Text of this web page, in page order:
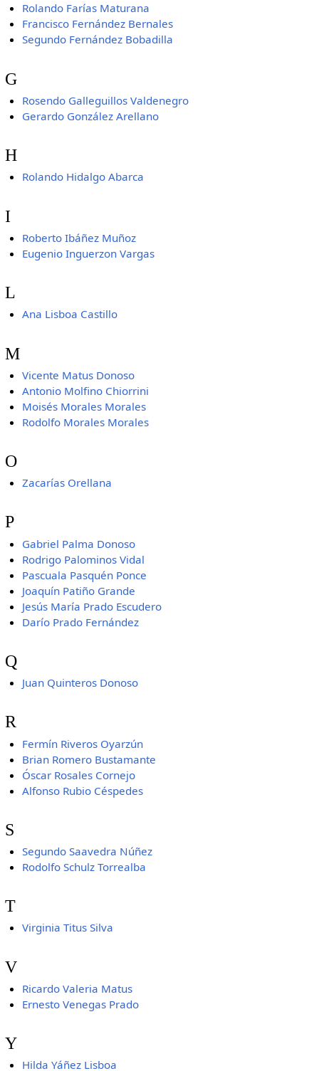
Rolando Farías Maturana
Francisco Fernández Bernales
Segundo Fernández Bobadilla
G
Rosendo Galleguillos Valdenegro
Gerardo González Arellano
H
Rolando Hidalgo Abarca
I
Roberto Ibáñez Muñoz
Eugenio Inguerzon Vargas
L
Ana Lisboa Castillo
M
Vicente Matus Donoso
Antonio Molfino Chiorrini
Moisés Morales Morales
Rodolfo Morales Morales
O
Zacarías Orellana
P
Gabriel Palma Donoso
Rodrigo Palominos Vidal
Pascuala Pasquén Ponce
Joaquín Patiño Grande
Jesús María Prado Escudero
Darío Prado Fernández
Q
Juan Quinteros Donoso
R
Fermín Riveros Oyarzún
Brian Romero Bustamante
Óscar Rosales Cornejo
Alfonso Rubio Céspedes
S
Segundo Saavedra Núñez
Rodolfo Schulz Torrealba
T
Virginia Titus Silva
V
Ricardo Valeria Matus
Ernesto Venegas Prado
Y
Hilda Yáñez Lisboa